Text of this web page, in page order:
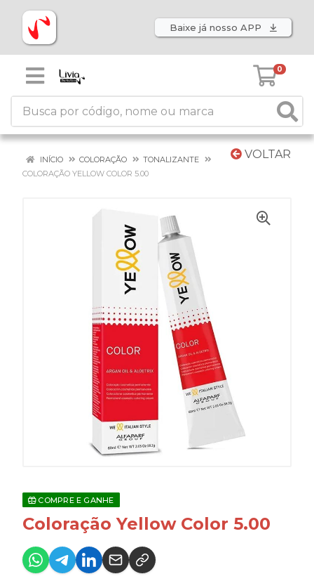
Baixe já nosso APP
0
VOLTAR
INÍCIO COLORAÇÃO
TONALIZANTE
COLORAÇÃO YELLOW COLOR 5.00
COMPRE E GANHE
Coloração Yellow Color 5.00